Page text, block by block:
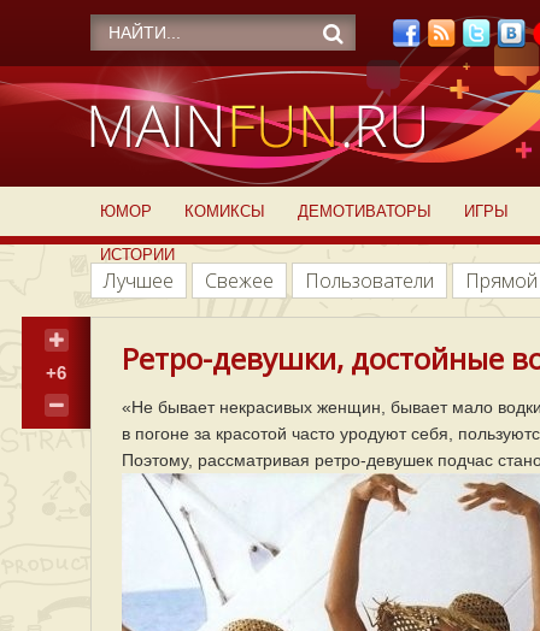
ЮМОР КОМИКСЫ ДЕМОТИВАТОРЫ ИГРЫ
ИСТОРИИ
Лучшее Свежее Пользователи
+6 Ретро-девушки, достойные
«Не бывает некрасивых женщин, бывает мало
в погоне за красотой часто уродуют себя,
Поэтому, рассматривая ретро-девушек подчас